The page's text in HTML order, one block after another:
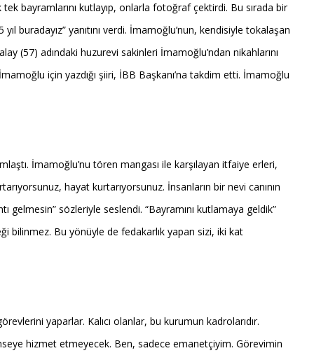
bayramlarını kutlayıp, onlarla fotoğraf çektirdi. Bu sırada bir
buradayız” yanıtını verdi. İmamoğlu’nun, kendisiyle tokalaşan
(57) adındaki huzurevi sakinleri İmamoğlu’ndan nikahlarını
için yazdığı şiiri, İBB Başkanı’na takdim etti. İmamoğlu
İmamoğlu’nu tören mangası ile karşılayan itfaiye erleri,
hayat kurtarıyorsunuz. İnsanların bir nevi canının
gelmesin” sözleriyle seslendi. “Bayramını kutlamaya geldik”
bilinmez. Bu yönüyle de fedakarlık yapan sizi, iki kat
yaparlar. Kalıcı olanlar, bu kurumun kadrolarıdır.
hizmet etmeyecek. Ben, sadece emanetçiyim. Görevimin